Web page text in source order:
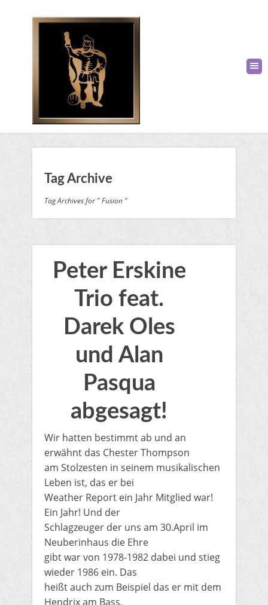
Tag Archive
Tag Archives for " Fusion "
Peter Erskine
Trio feat.
Darek Oles
und Alan
Pasqua
abgesagt!
Wir hatten bestimmt ab und an
erwähnt das Chester Thompson
am Stolzesten in seinem musikalischen
Leben ist, das er bei
Weather Report ein Jahr Mitglied war!
Ein Jahr! Und der
Schlagzeuger der uns am 30.April im
Neuberinhaus die Ehre
gibt war von 1978-1982 dabei und stieg
wieder 1986 ein. Das
heißt auch zum Beispiel das er mit dem
Hendrix am Bass,